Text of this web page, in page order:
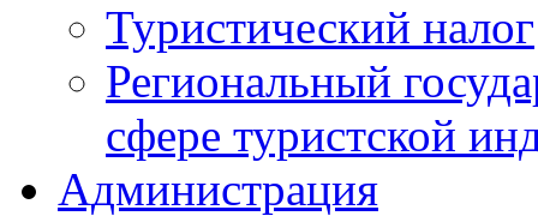
Туристический налог
Региональный
сфере туристской
Администрация